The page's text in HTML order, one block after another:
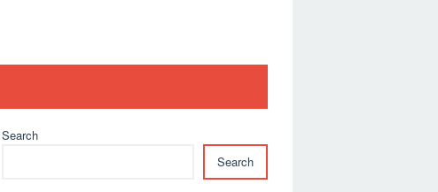
Search
Search